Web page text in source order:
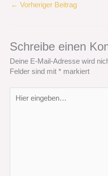
← Vorheriger Beitrag
Schreibe einen
Deine E-Mail-Adresse wird
Felder sind mit * markiert
eingeben…